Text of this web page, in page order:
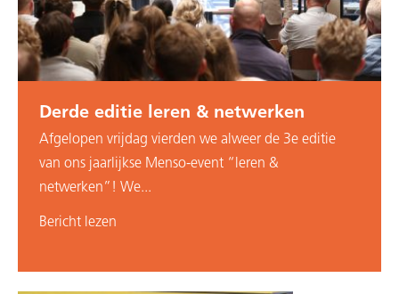
Derde editie leren & netwerken
Afgelopen vrijdag vierden we alweer de 3e editie
van ons jaarlijkse Menso-event “leren &
netwerken”! We...
Bericht lezen